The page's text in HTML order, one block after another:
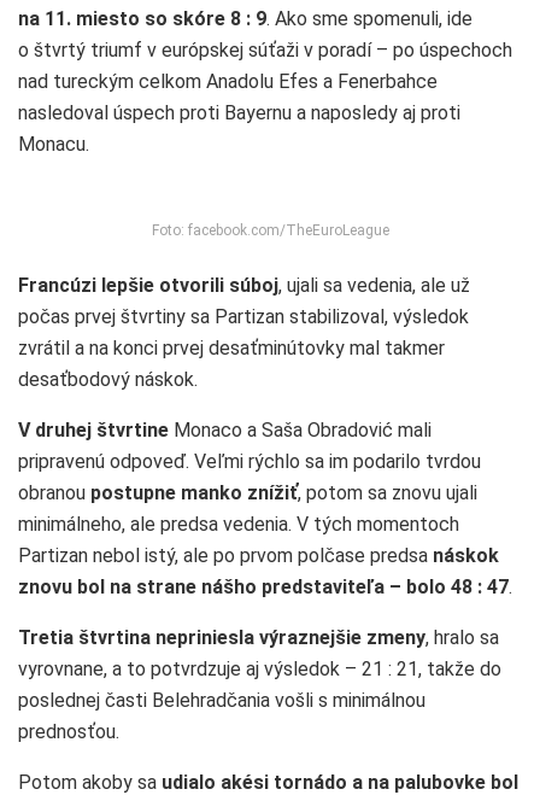
na 11. miesto so skóre 8 : 9. Ako sme spomenuli, ide
o štvrtý triumf v európskej súťaži v poradí – po úspechoch
nad tureckým celkom Anadolu Efes a Fenerbahce
nasledoval úspech proti Bayernu a naposledy aj proti
Monacu.
Foto: facebook.com/TheEuroLeague
Francúzi lepšie otvorili súboj, ujali sa vedenia, ale už
počas prvej štvrtiny sa Partizan stabilizoval, výsledok
zvrátil a na konci prvej desaťminútovky mal takmer
desaťbodový náskok.
V druhej štvrtine Monaco a Saša Obradović mali
pripravenú odpoveď. Veľmi rýchlo sa im podarilo tvrdou
obranou postupne manko znížiť, potom sa znovu ujali
minimálneho, ale predsa vedenia. V tých momentoch
Partizan nebol istý, ale po prvom polčase predsa náskok
znovu bol na strane nášho predstaviteľa – bolo 48 : 47.
Tretia štvrtina nepriniesla výraznejšie zmeny, hralo sa
vyrovnane, a to potvrdzuje aj výsledok – 21 : 21, takže do
poslednej časti Belehradčania vošli s minimálnou
prednosťou.
Potom akoby sa udialo akési tornádo a na palubovke bol